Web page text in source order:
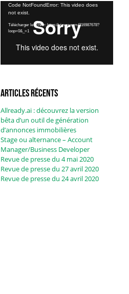
Lecteur
vidéo
Code NotFoundError: This video does
not exist.
Télécharger le fichier: https://vimeo.com/216987678?
loop=0&_=1
Articles récents
Allready.ai : découvrez la version
bêta d’un outil de génération
d’annonces immobilières
Stage ou alternance – Account
Manager/Business Developer
Revue de presse du 4 mai 2020
Revue de presse du 27 avril 2020
Revue de presse du 24 avril 2020